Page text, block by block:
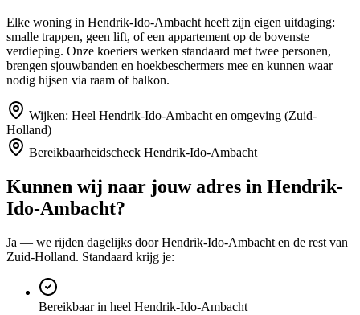
Elke woning in Hendrik-Ido-Ambacht heeft zijn eigen uitdaging:
smalle trappen, geen lift, of een appartement op de bovenste
verdieping. Onze koeriers werken standaard met twee personen,
brengen sjouwbanden en hoekbeschermers mee en kunnen waar
nodig hijsen via raam of balkon.
Wijken: Heel Hendrik-Ido-Ambacht en omgeving (Zuid-
Holland)
Bereikbaarheidscheck Hendrik-Ido-Ambacht
Kunnen wij naar jouw adres in Hendrik-
Ido-Ambacht?
Ja — we rijden dagelijks doorHendrik-Ido-Ambacht en de rest van
Zuid-Holland. Standaard krijg je:
Bereikbaar in heel Hendrik-Ido-Ambacht